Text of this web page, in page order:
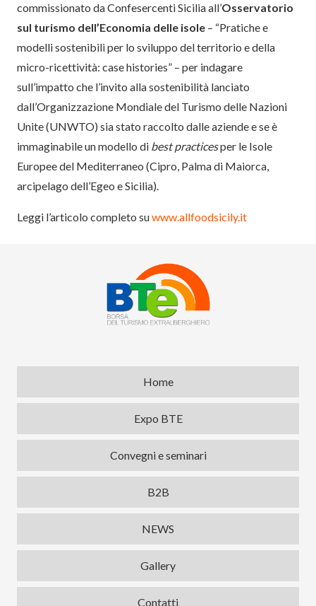
commissionato da Confesercenti Sicilia all’Osservatorio
sul turismo dell’Economia delle isole – “Pratiche e
modelli sostenibili per lo sviluppo del territorio e della
micro-ricettività: case histories” – per indagare
sull’impatto che l’invito alla sostenibilità lanciato
dall’Organizzazione Mondiale del Turismo delle Nazioni
Unite (UNWTO) sia stato raccolto dalle aziende e se è
immaginabile un modello di best practicesper le Isole
Europee del Mediterraneo (Cipro, Palma di Maiorca,
arcipelago dell’Egeo e Sicilia).
Leggi l’articolo completo suwww.allfoodsicily.it
Home
Expo BTE
Convegni e seminari
B2B
NEWS
Gallery
Contatti